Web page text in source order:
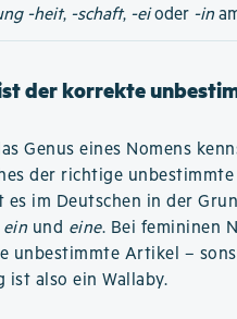
-heit, -schaft, -eioder -in
der korrekte
Genus eines Nomens
der richtige
es im Deutschen in der
ein und eine. Bei femininen
unbestimmte Artikel –
ist also ein Wallaby.